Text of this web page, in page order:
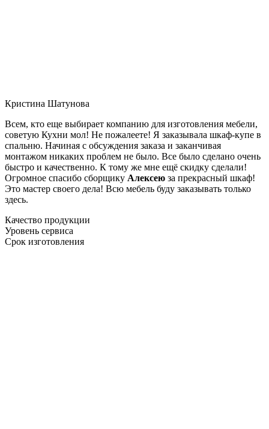
Кристина Шатунова
Всем, кто еще выбирает компанию для изготовления мебели,
советую Кухни мол! Не пожалеете! Я заказывала шкаф-купе в
спальню. Начиная с обсуждения заказа и заканчивая
монтажом никаких проблем не было. Все было сделано очень
быстро и качественно. К тому же мне ещё скидку сделали!
Огромное спасибо сборщику Алексею за прекрасный шкаф!
Это мастер своего дела! Всю мебель буду заказывать только
здесь.
Качество продукции
Уровень сервиса
Срок изготовления